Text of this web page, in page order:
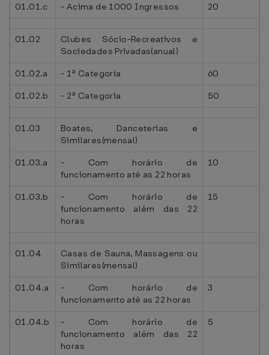
01.01.c
- Acima de 1000 Ingressos 20
01.02
Clubes Sócio-Recreativos e
Sociedades Privadas(anual)
01.02.a
- 1ª Categoria
60
01.02.b
- 2ª Categoria 50
01.03
Boates, Danceterias e
Similares(mensal)
01.03.a
- Com horário de
funcionamento até as 22 horas
10
01.03.b
- Com horário de
funcionamento além das 22
horas
15
01.04
Casas de Sauna, Massagens ou
Similares(mensal)
01.04.a
- Com horário de
funcionamento até as 22 horas
3
01.04.b
- Com horário de
funcionamento além das 22
horas
5